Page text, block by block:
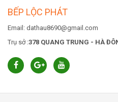
BẾP LỘC PHÁT
Email: dathau8690@gmail.com
Trụ sở :378 QUANG TRUNG - HÀ